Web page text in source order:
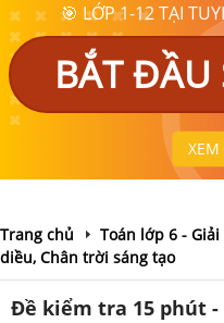
🎯 LỚP 1-12 TẠI
BẮT ĐẦU
XEM
Trang chủ
Toán lớp 6 -
diều, Chân trời sáng tạo
Đề kiểm tra 15 phút -